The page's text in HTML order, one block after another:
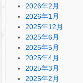
2026年2月
2026年1月
2025年12月
2025年6月
2025年5月
2025年4月
2025年3月
2025年2月